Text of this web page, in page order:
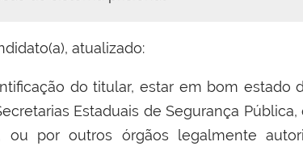
atualizado:
do titular, estar em bom estado
Estaduais de Segurança Pública,
ou por outros órgãos legalmente